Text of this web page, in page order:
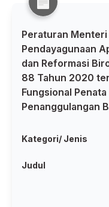
Peraturan Menteri
Pendayagunaan
dan Reformasi
88 Tahun 2020
Fungsional Penata
Penanggulangan
Kategori/ Jenis
Judul